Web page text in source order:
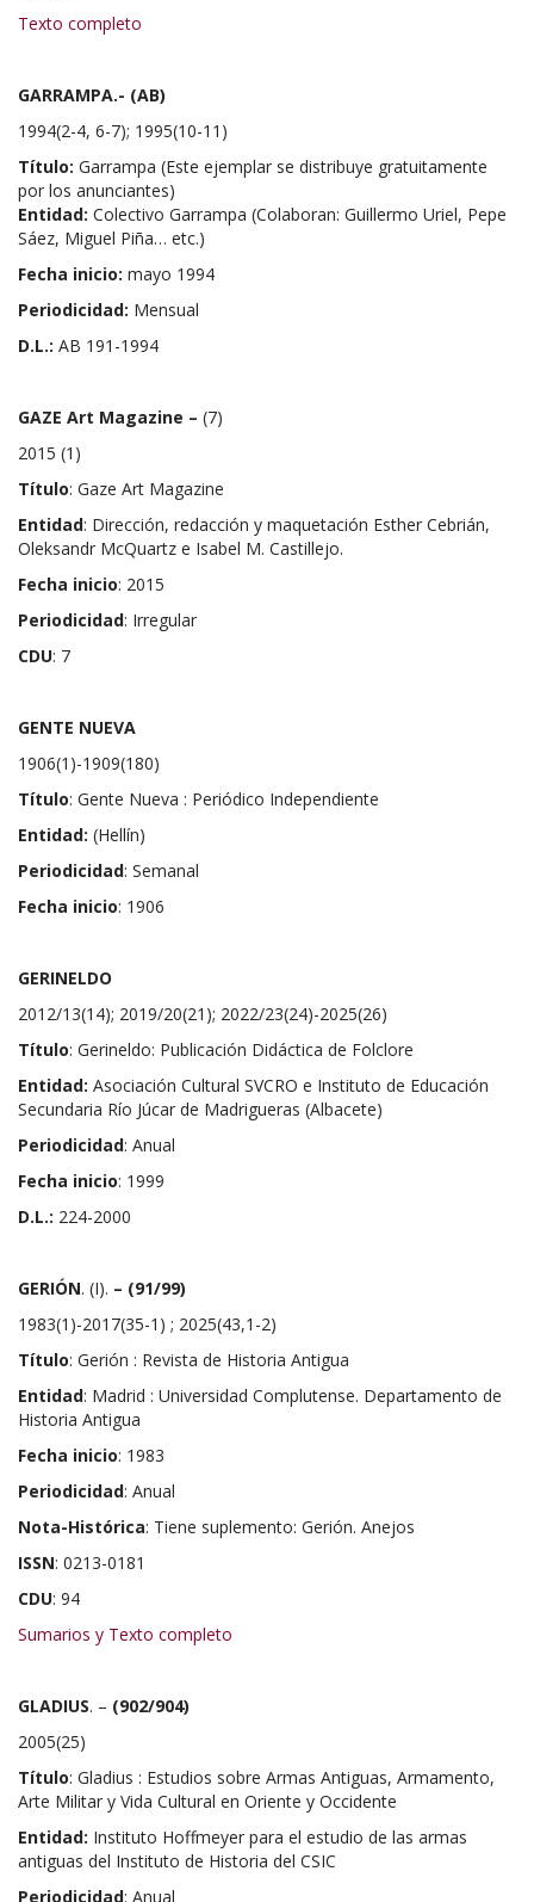
Texto completo
GARRAMPA.- (AB)
1994(2-4, 6-7); 1995(10-11)
Título: Garrampa (Este ejemplar se distribuye gratuitamente
por los anunciantes)
Entidad: Colectivo Garrampa (Colaboran: Guillermo Uriel, Pepe
Sáez, Miguel Piña… etc.)
Fecha inicio: mayo 1994
Periodicidad: Mensual
D.L.: AB 191-1994
GAZE Art Magazine – (7)
2015 (1)
Título: Gaze Art Magazine
Entidad: Dirección, redacción y maquetación Esther Cebrián,
Oleksandr McQuartz e Isabel M. Castillejo.
Fecha inicio: 2015
Periodicidad: Irregular
CDU: 7
GENTE NUEVA
1906(1)-1909(180)
Título: Gente Nueva : Periódico Independiente
Entidad: (Hellín)
Periodicidad: Semanal
Fecha inicio: 1906
GERINELDO
2012/13(14); 2019/20(21); 2022/23(24)-2025(26)
Título: Gerineldo: Publicación Didáctica de Folclore
Entidad: Asociación Cultural SVCRO e Instituto de Educación
Secundaria Río Júcar de Madrigueras (Albacete)
Periodicidad: Anual
Fecha inicio: 1999
D.L.: 224-2000
GERIÓN. (I). – (91/99)
1983(1)-2017(35-1) ; 2025(43,1-2)
Título: Gerión : Revista de Historia Antigua
Entidad: Madrid : Universidad Complutense. Departamento de
Historia Antigua
Fecha inicio: 1983
Periodicidad: Anual
Nota-Histórica: Tiene suplemento: Gerión. Anejos
ISSN: 0213-0181
CDU: 94
Sumarios y Texto completo
GLADIUS. – (902/904)
2005(25)
Título: Gladius : Estudios sobre Armas Antiguas, Armamento,
Arte Militar y Vida Cultural en Oriente y Occidente
Entidad: Instituto Hoffmeyer para el estudio de las armas
antiguas del Instituto de Historia del CSIC
Periodicidad: Anual